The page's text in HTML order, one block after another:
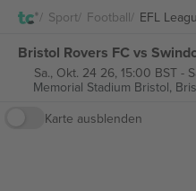
Sport Football EFL
Sa., Okt. 24 26, 15:00 BST-
Memorial Stadium Bristol,
Karte ausblenden